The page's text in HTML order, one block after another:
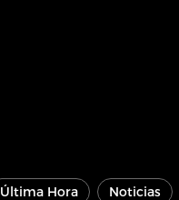
Última Hora Noticias